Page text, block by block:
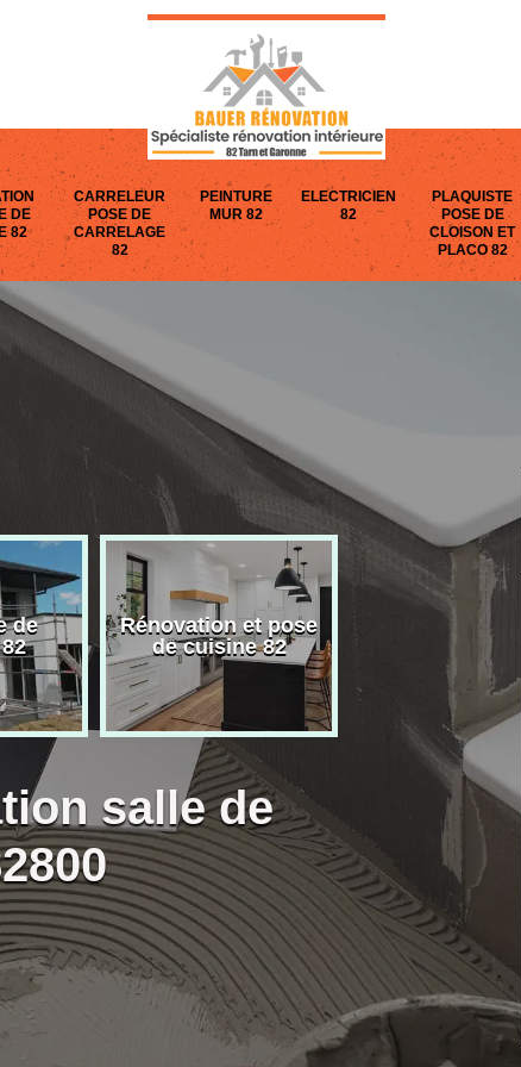
DE
82
CARRELEUR
POSE DE
CARRELAGE
82
PEINTURE
MUR 82
ELECTRICIEN
82
PLAQUISTE
POSE DE
CLOISON ET
PLACO 82
de
Rénovation et pose
de cuisine 82
Carreleur
carrelage 82
salle de